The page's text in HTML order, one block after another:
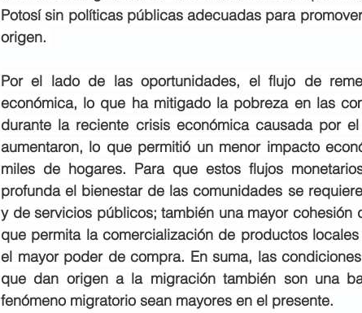
Potosí sin políticas públicas adecuadas para
origen.
Por el lado de las oportunidades, el flujo de
económica, lo que ha mitigado la pobreza en las
durante la reciente crisis económica causada por
aumentaron, lo que permitió un menor impacto
miles de hogares. Para que estos flujos
profunda el bienestar de las comunidades se
y de servicios públicos; también una mayor
que permita la comercialización de productos
el mayor poder de compra. En suma, las
que dan origen a la migración también son una
fenómeno migratorio sean mayores en el presente.